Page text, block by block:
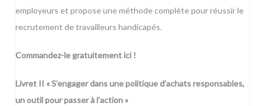
employeurs et propose une méthode complète pour réussir le
recrutement de travailleurs handicapés.
Commandez-le gratuitement ici !
Livret II « S’engager dans une politique d’achats responsables,
un outil pour passer à l’action »